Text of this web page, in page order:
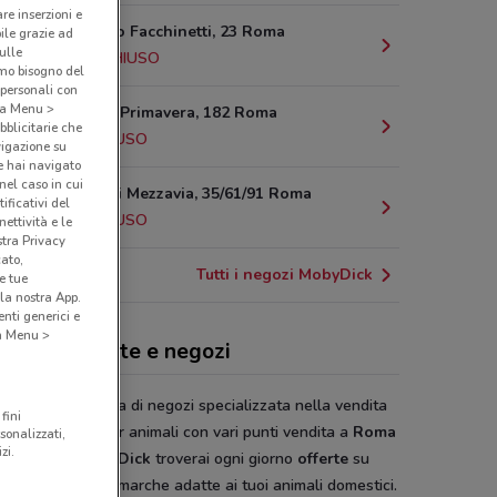
Via Cipriano Facchinetti, 23 Roma
CHIUSO
Viale Della Primavera, 182 Roma
19 km
CHIUSO
Via Torre Di Mezzavia, 35/61/91 Roma
21 km
CHIUSO
Tutti i negozi MobyDick
offerte e negozi
Dick
è la catena di negozi specializzata nella vendita
specifici per animali con vari punti vendita a Roma
Da
Moby Dick troverai ogni giorno offerte su
delle migliori marche adatte ai tuoi animali domestici.
inserzioni e
grazie ad
bisogno del
con
Menu >
che
su
hai navigato
caso in cui
del
e le
Privacy
tue
nostra App.
generici e
Menu >
fini